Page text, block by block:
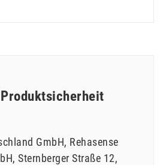
GmbH Rehasense
Sternberger Straße 12